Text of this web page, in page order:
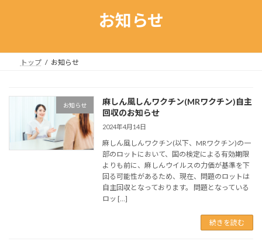
お知らせ
トップ お知らせ
お知らせ
麻しん風しんワクチン(MRワクチン)自主
回収のお知らせ
2024年4月14日
麻しん風しんワクチン(以下、MRワクチン)の一
部のロットにおいて、国の検定による有効期限
よりも前に、麻しんウイルスの力価が基準を下
回る可能性があるため、現在、問題のロットは
自主回収となっております。 問題となっている
ロッ […]
続きを読む